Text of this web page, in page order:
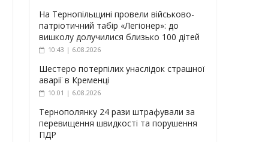
На Тернопільщині провели військово-
патріотичний табір «Легіонер»: до
вишколу долучилися близько 100 дітей
10:43 | 6.08.2026
Шестеро потерпілих унаслідок страшної
аварії в Кременці
10:01 | 6.08.2026
Тернополянку 24 рази штрафували за
перевищення швидкості та порушення
ПДР